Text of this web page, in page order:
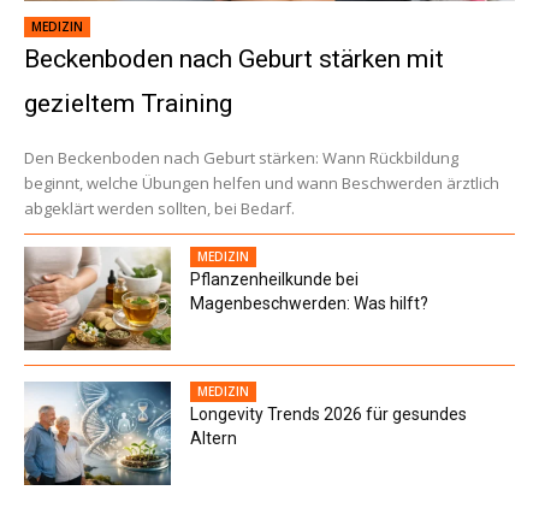
MEDIZIN
Beckenboden nach Geburt stärken mit
gezieltem Training
Den Beckenboden nach Geburt stärken: Wann Rückbildung
beginnt, welche Übungen helfen und wann Beschwerden ärztlich
abgeklärt werden sollten, bei Bedarf.
MEDIZIN
Pflanzenheilkunde bei
Magenbeschwerden: Was hilft?
MEDIZIN
Longevity Trends 2026 für gesundes
Altern